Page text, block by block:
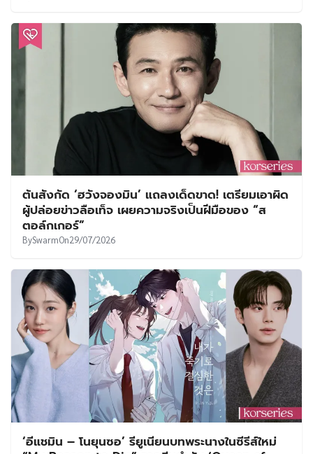
ต้นสังกัด ‘ฮวังจองมิน’ แถลงเด็ดขาด! เตรียมเอาผิด
ผู้ปล่อยข่าวลือเท็จ เผยความจริงเป็นฝีมือของ “ส
ตอล์กเกอร์”
BySwarmOn29/07/2026
‘อีแชมิน – โนยุนซอ’ รียูเนียนบทพระนางในซีรีส์ใหม่